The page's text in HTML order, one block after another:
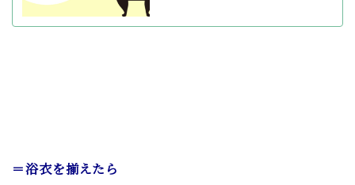
＝浴衣を揃えたら